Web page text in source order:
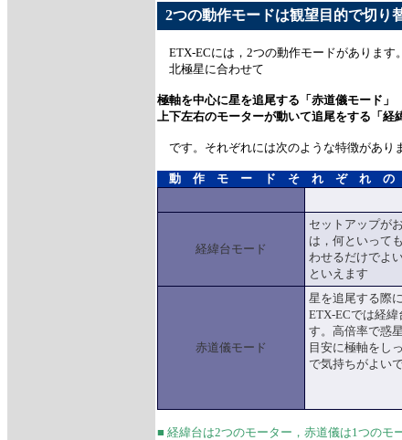
2つの動作モードは観望目的で切り
ETX-ECには，2つの動作モードがあります。
北極星に合わせて
極軸を中心に星を追尾する「赤道儀モード」
上下左右のモーターが動いて追尾をする「経
です。それぞれには次のような特徴があり
動 作 モ ー ド そ れ ぞ れ の
経緯台モード
セットアップが
は，何といって
わせるだけでよ
といえます
赤道儀モード
星を追尾する際
ETX-ECでは経
す。高倍率で惑
目安に極軸をし
で気持ちがよいで
■ 経緯台は2つのモーター，赤道儀は1つのモ